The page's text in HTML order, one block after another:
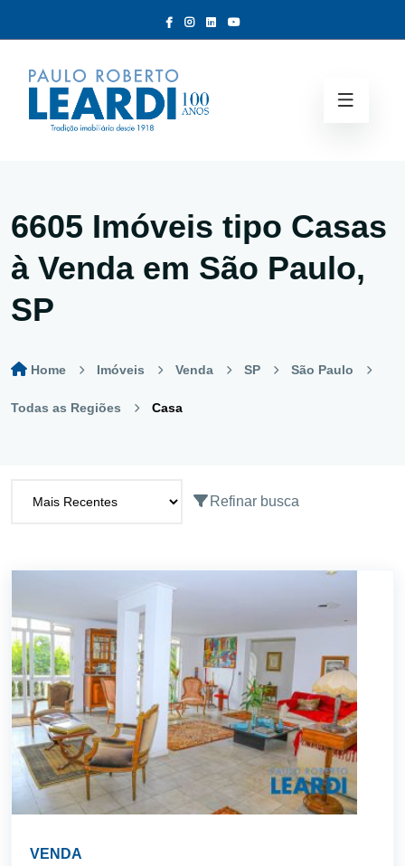
6605 Imóveis tipo Casas
à Venda em São Paulo,
SP
Home Imóveis Venda SP São Paulo
Todas as Regiões Casa
Refinar busca
VENDA